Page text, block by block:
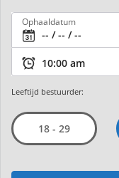
Ophaaldatum
Leeftijd bestuurder:
18 - 29